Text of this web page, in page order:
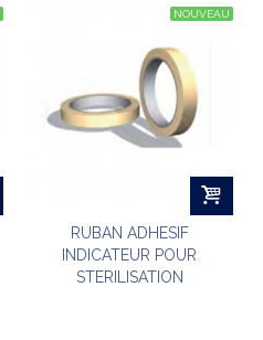
NOUVEAU
RUBAN ADHESIF
INDICATEUR POUR
STERILISATION